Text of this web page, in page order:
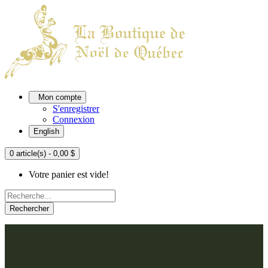
Mon compte
S'enregistrer
Connexion
English
0 article(s) - 0,00 $
Votre panier est vide!
Rechercher